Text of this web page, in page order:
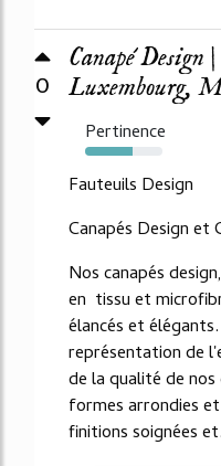
0
Canapé Design
Luxembourg,
Pertinence
61%
Fauteuils Design
Canapés Design et
Nos canapés
en tissu et
élancés et
représentation de
de la qualité de
formes arrondies
finitions soignées